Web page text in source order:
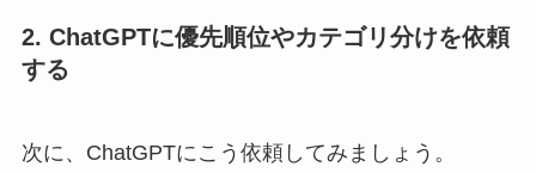
2. ChatGPTに優先順位やカテゴリ分けを依頼
する
次に、ChatGPTにこう依頼してみましょう。